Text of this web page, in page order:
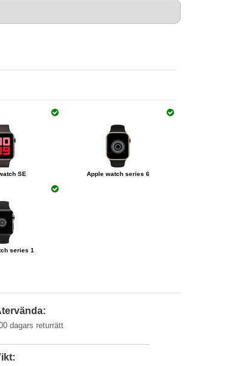
SE Apple watch series 6
series 1
dagars returrätt